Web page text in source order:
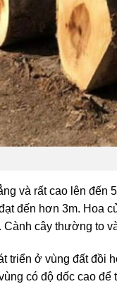
và rất cao lên
đến hơn 3m. Hoa
cây thường to
triển ở vùng đất đồi
có độ dốc cao